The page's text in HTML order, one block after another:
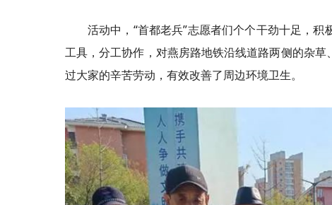
活动中，“首都老兵”志愿者们个个干劲十足，
工具，分工协作，对燕房路地铁沿线道路两侧的杂
过大家的辛苦劳动，有效改善了周边环境卫生。